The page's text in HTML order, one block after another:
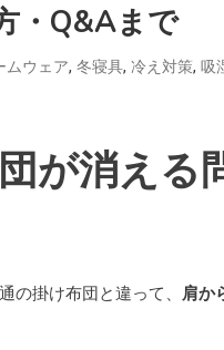
・Q&Aまで
ムウェア, 冬寝具, 冷え対策, 吸
が消える
の掛け布団と違って、 肩か